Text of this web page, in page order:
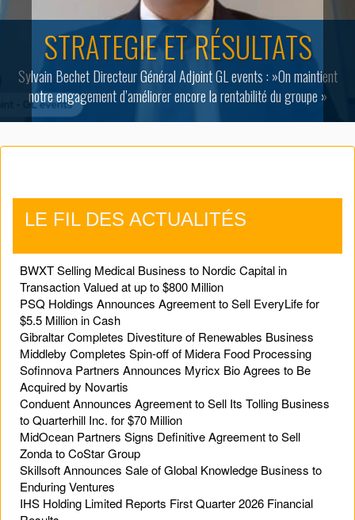
STRATEGIE ET RÉSULTATS
Sylvain Bechet Directeur Général Adjoint GL events : »On maintient
notre engagement d’améliorer encore la rentabilité du groupe »
LE FIL DES ACTUALITÉS
BWXT Selling Medical Business to Nordic Capital in
Transaction Valued at up to $800 Million
PSQ Holdings Announces Agreement to Sell EveryLife for
$5.5 Million in Cash
Gibraltar Completes Divestiture of Renewables Business
Middleby Completes Spin-off of Midera Food Processing
Sofinnova Partners Announces Myricx Bio Agrees to Be
Acquired by Novartis
Conduent Announces Agreement to Sell Its Tolling Business
to Quarterhill Inc. for $70 Million
MidOcean Partners Signs Definitive Agreement to Sell
Zonda to CoStar Group
Skillsoft Announces Sale of Global Knowledge Business to
Enduring Ventures
IHS Holding Limited Reports First Quarter 2026 Financial